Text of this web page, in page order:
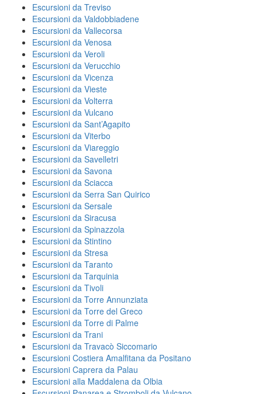
Escursioni da Treviso
Escursioni da Valdobbiadene
Escursioni da Vallecorsa
Escursioni da Venosa
Escursioni da Veroli
Escursioni da Verucchio
Escursioni da Vicenza
Escursioni da Vieste
Escursioni da Volterra
Escursioni da Vulcano
Escursioni da Sant’Agapito
Escursioni da Viterbo
Escursioni da Viareggio
Escursioni da Savelletri
Escursioni da Savona
Escursioni da Sciacca
Escursioni da Serra San Quirico
Escursioni da Sersale
Escursioni da Siracusa
Escursioni da Spinazzola
Escursioni da Stintino
Escursioni da Stresa
Escursioni da Taranto
Escursioni da Tarquinia
Escursioni da Tivoli
Escursioni da Torre Annunziata
Escursioni da Torre del Greco
Escursioni da Torre di Palme
Escursioni da Trani
Escursioni da Travacò Siccomario
Escursioni Costiera Amalfitana da Positano
Escursioni Caprera da Palau
Escursioni alla Maddalena da Olbia